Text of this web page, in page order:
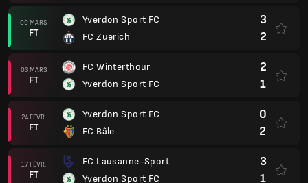
09 MARS
FT
Yverdon Sport FC
FC Zuerich
3
2
03 MARS
FT
FC Winterthour
Yverdon Sport FC
2
1
24 FÉVR.
FT
Yverdon Sport FC
FC Bâle
0
2
17 FÉVR.
FT
FC Lausanne-Sport
Yverdon Sport FC
3
1